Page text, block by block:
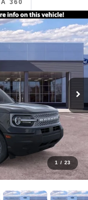
360
1 / 23